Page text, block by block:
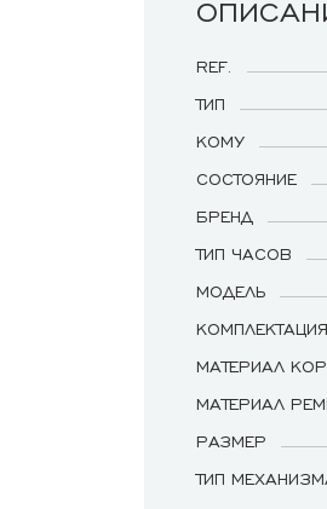
REF.
ТИП
КОМУ
СОСТОЯНИЕ
БРЕНД
ТИП ЧАСОВ
МОДЕЛЬ
КОМПЛЕКТАЦИЯ
МАТЕРИАЛ
МАТЕРИАЛ
РАЗМЕР
ТИП